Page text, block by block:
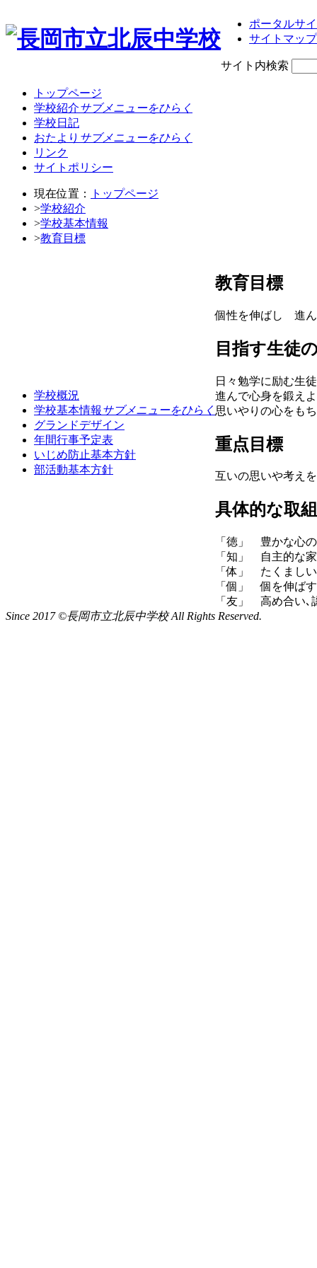
ポータルサ
サイトマップ
サイト内検索
トップページ
学校紹介サブメニューをひらく
学校日記
おたより サブメニューをひらく
リンク
サイトポリシー
現在位置：
トップページ
>学校紹介
>学校基本情報
>教育目標
学校概況
学校基本情報 サブメニューをひらく
グランドデザイン
年間行事予定表
いじめ防止基本方針
部活動基本方針
教育目標
個性を伸ばし 進
目指す生徒
日々勉学に励む生徒
進んで心身を鍛え
思いやりの心をも
重点目標
互いの思いや考え
具体的な取組
「徳」 豊かな心
「知」 自主的な
「体」 たくまし
「個」 個を伸ば
「友」 高め合い､
Since 2017 ©長岡市立北辰中学校 All Rights Reserved.